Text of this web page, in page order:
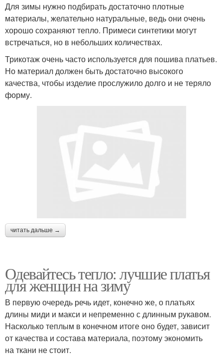
Для зимы нужно подбирать достаточно плотные
материалы, желательно натуральные, ведь они очень
хорошо сохраняют тепло. Примеси синтетики могут
встречаться, но в небольших количествах.
Трикотаж очень часто используется для пошива платьев.
Но материал должен быть достаточно высокого
качества, чтобы изделие прослужило долго и не теряло
форму.
читать дальше →
Одевайтесь тепло: лучшие платья
для женщин на зиму
В первую очередь речь идет, конечно же, о платьях
длины миди и макси и непременно с длинным рукавом.
Насколько теплым в конечном итоге оно будет, зависит
от качества и состава материала, поэтому экономить
на ткани не стоит.